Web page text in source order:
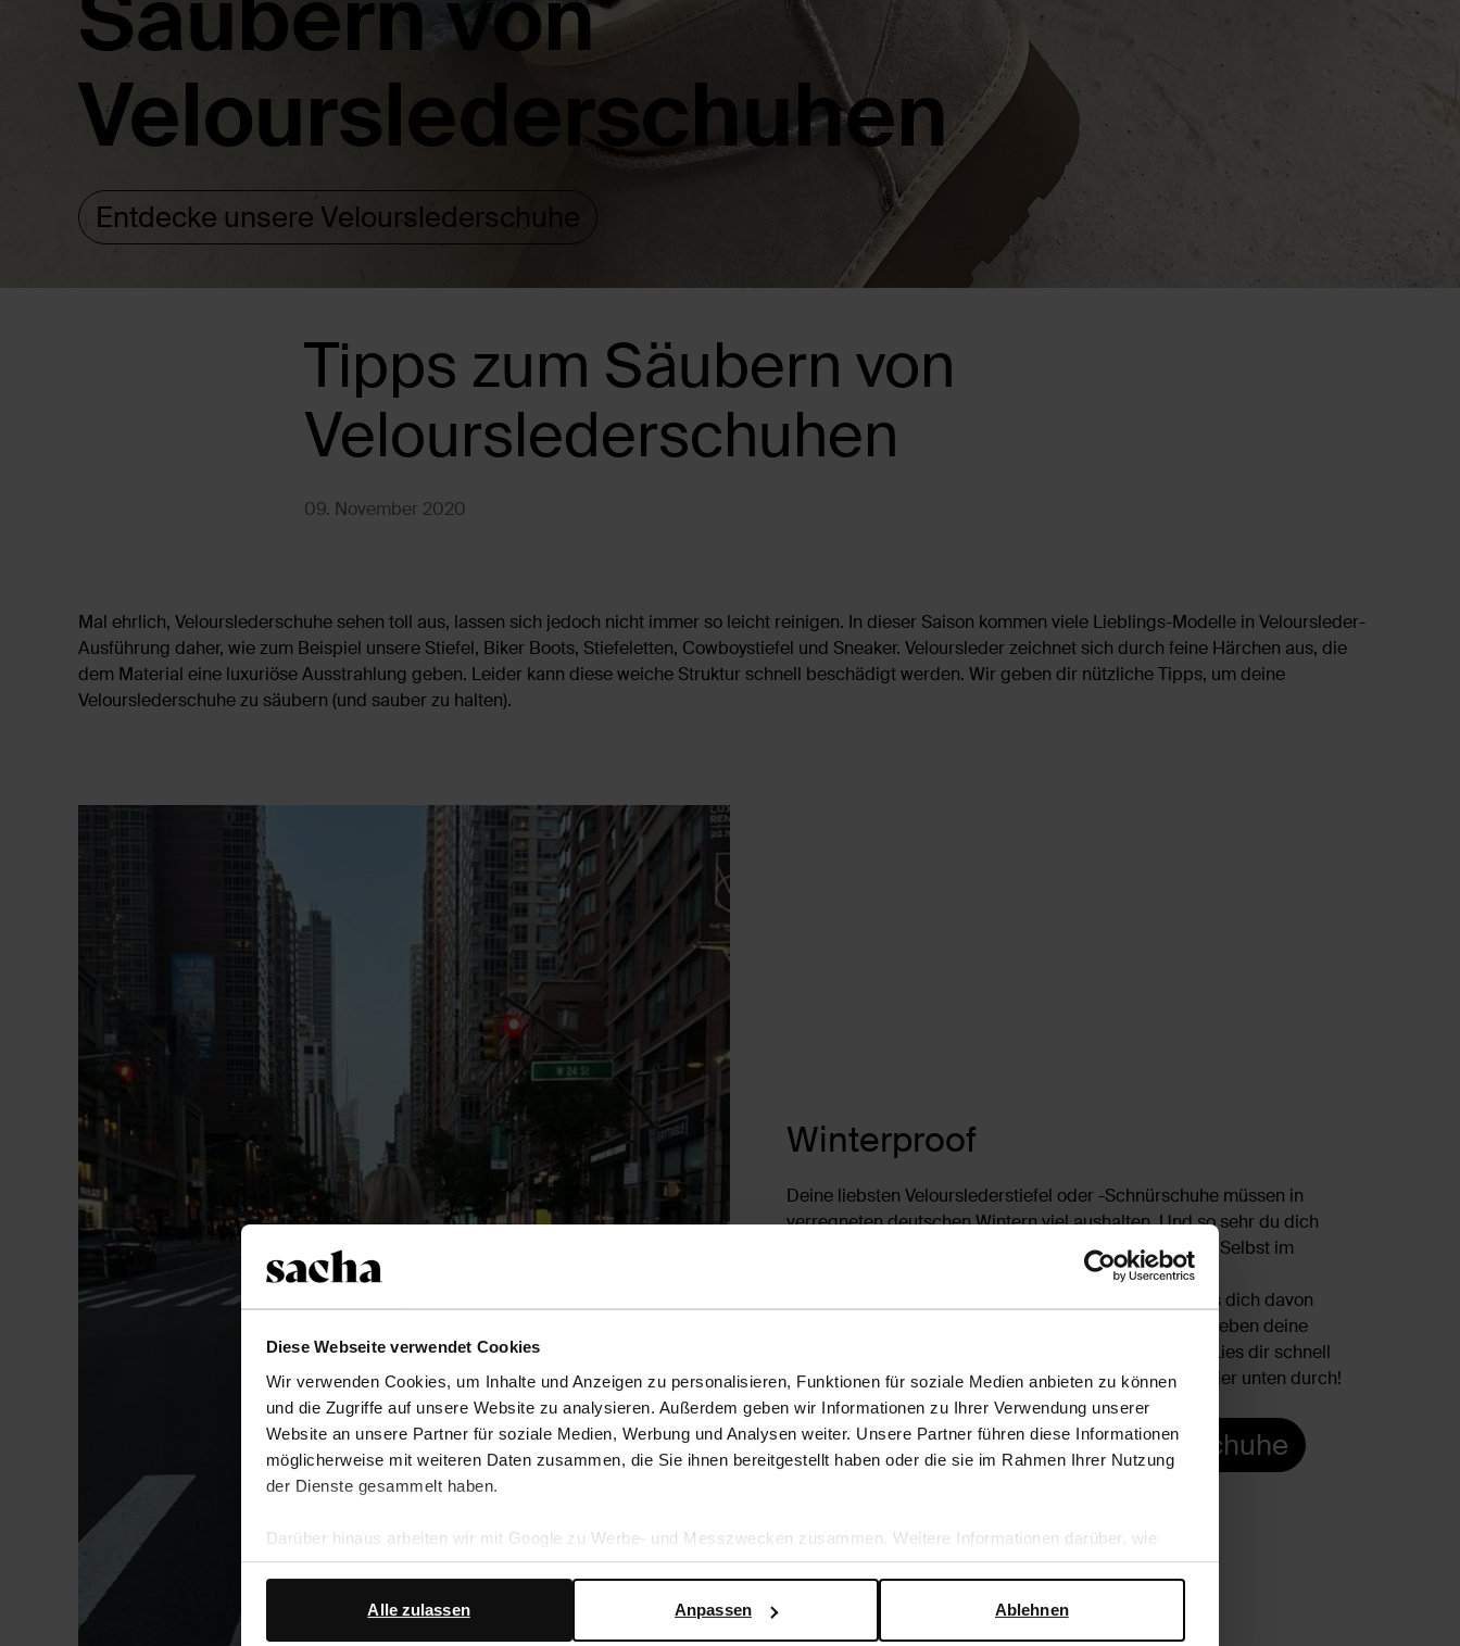
Diese Webseite verwendet Cookies
Wir verwenden Cookies, um Inhalte und Anzeigen zu personalisieren, Funktionen für soziale Medien anbieten zu können
und die Zugriffe auf unsere Website zu analysieren. Außerdem geben wir Informationen zu Ihrer Verwendung unserer
Website an unsere Partner für soziale Medien, Werbung und Analysen weiter. Unsere Partner führen diese Informationen
möglicherweise mit weiteren Daten zusammen, die Sie ihnen bereitgestellt haben oder die sie im Rahmen Ihrer Nutzung
der Dienste gesammelt haben.
Darüber hinaus arbeiten wir mit Google zu Werbe- und Messzwecken zusammen. Weitere Informationen darüber, wie
Google Ihre personenbezogenen Daten verwendet, finden Sie auf derSeite zur geschäftlichen Sicherheit und zum
Ablehnen
Anpassen
Alle zulassen
Tipps zum Säubern von
Velourslederschuhen
09. November 2020
Velourslederschuhen
Entdecke unsere Velourslederschuhe
Mal ehrlich, Velourslederschuhe sehen toll aus, lassen sich jedoch nicht immer so leicht reinigen. In dieser Saison kommen viele Lieblings-Modelle in Veloursleder-
Ausführung daher, wie zum Beispiel unsere Stiefel, Biker Boots, Stiefeletten, Cowboystiefel und Sneaker. Veloursleder zeichnet sich durch feine Härchen aus, die
dem Material eine luxuriöse Ausstrahlung geben. Leider kann diese weiche Struktur schnell beschädigt werden. Wir geben dir nützliche Tipps, um deine
Velourslederschuhe zu säubern (und sauber zu halten).
Winterproof
Deine liebsten Velourslederstiefel oder -Schnürschuhe müssen in
verregneten deutschen Wintern viel aushalten. Und so sehr du dich
auch vorsiehst, früher oder später werden sie dreckig. Selbst im
Sommer sind deine Velourslederschuhe nicht vor den
unterschiedlichen Wetterbedingungen geschützt. Lass dich davon
jedoch nicht abschrecken! Mithilfe unserer Tipps überleben deine
Velourslederschuhe jeden Winter und jeden Sommer. Lies dir schnell
unsere ultimativen Tipps zur Pflege von Veloursleder hier unten durch!
Entdecke unsere Velourslederschuhe